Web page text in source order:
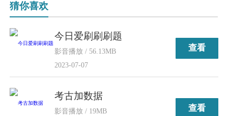
猜你喜欢
今日爱刷刷刷题
影音播放 / 56.13MB
2023-07-07
查看
考古加数据
影音播放 / 19MB
查看